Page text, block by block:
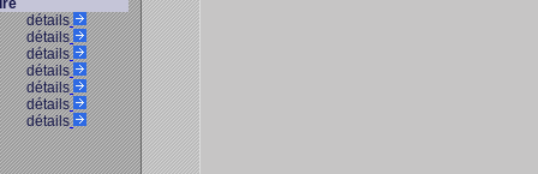
détails
détails
détails
détails
détails
détails
détails